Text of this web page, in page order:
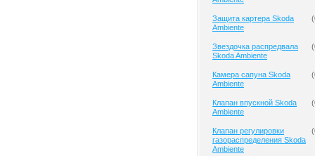
Защита картера Skoda
Ambiente
(
Звездочка распредвала
Skoda Ambiente
(
Камера сапуна Skoda
Ambiente
(
Клапан впускной Skoda
Ambiente
(
Клапан регулировки
газораспределения Skoda
Ambiente
(